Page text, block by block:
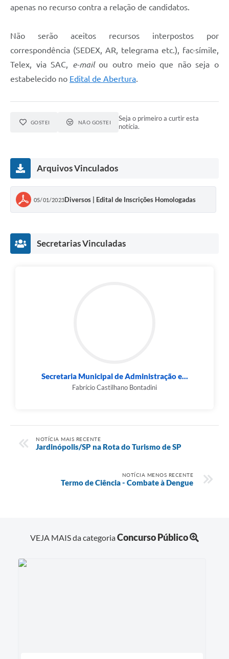
apenas no recurso contra a relação de candidatos.
Não serão aceitos recursos interpostos por
correspondência (SEDEX, AR, telegrama etc.), fac-símile,
Telex, via SAC, e-mailou outro meio que não seja o
estabelecido no Edital de Abertura.
GOSTEI NÃO GOSTEI
Seja o primeiro a curtir esta
notícia.
Arquivos Vinculados
05/01/2023Diversos | Edital de Inscrições Homologadas
Secretarias Vinculadas
Secretaria Municipal de Administração e...
Fabrício Castilhano Bontadini
NOTÍCIA MAIS RECENTE
Jardinópolis/SP na Rota do Turismo de SP
NOTÍCIA MENOS RECENTE
Termo de Ciência - Combate à Dengue
VEJA MAIS da categoriaConcurso Público